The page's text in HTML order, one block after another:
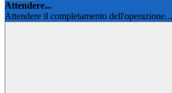
Attendere...
Attendere il completamento dell'operazione...